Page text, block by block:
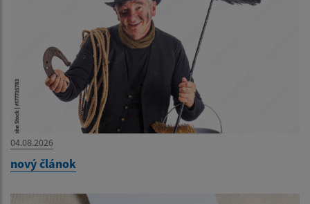
04.08.2026
nový článok